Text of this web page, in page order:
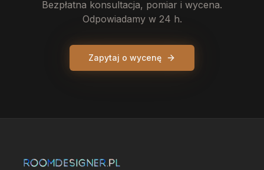
Bezpłatna konsultacja, pomiar i wycena.
Odpowiadamy w 24 h.
Zapytaj o wycenę